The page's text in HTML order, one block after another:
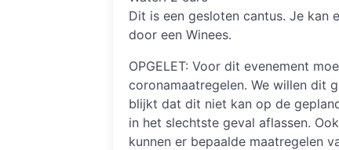
Dit is een gesloten cantus. Je kan
door een Winees.
OPGELET: Voor dit evenement
coronamaatregelen. We willen dit
blijkt dat dit niet kan op de
in het slechtste geval aflassen.
kunnen er bepaalde maatregelen